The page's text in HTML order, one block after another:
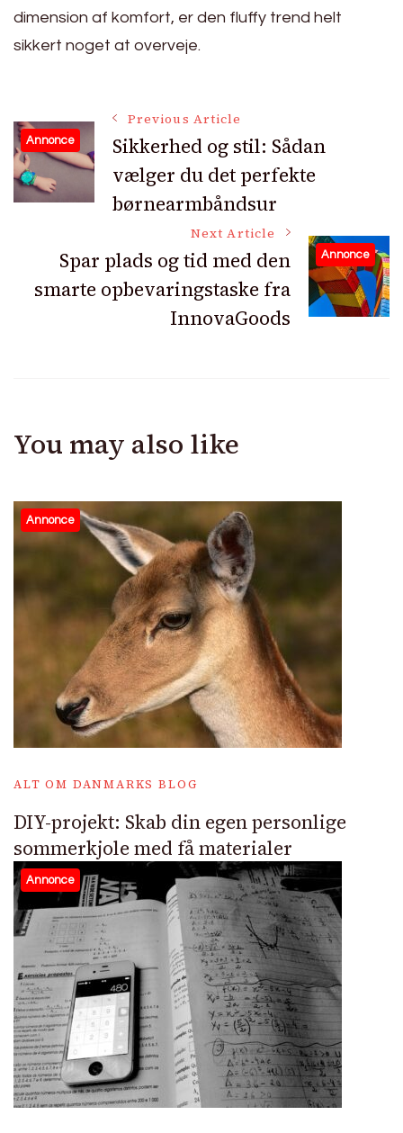
dimension af komfort, er den fluffy trend helt
sikkert noget at overveje.
Post
Navigation
Annonce
Previous Article
Sikkerhed og stil: Sådan
vælger du det perfekte
børnearmbåndsur
Annonce
Next Article
Spar plads og tid med den
smarte opbevaringstaske fra
InnovaGoods
You may also like
Annonce
ALT OM DANMARKS BLOG
DIY-projekt: Skab din egen personlige
sommerkjole med få materialer
Annonce